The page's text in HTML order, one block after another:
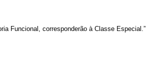
Funcional, corresponderão à Classe Especial.”